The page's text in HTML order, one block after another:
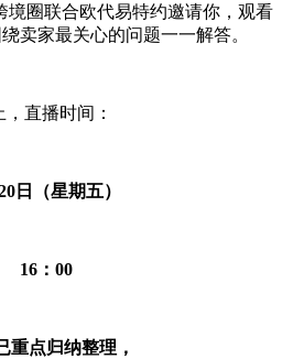
境圈联合欧代易特约邀请你，观看
卖家最关心的问题一一解答。
直播时间：
日（星期五）
16：00
重点归纳整理，